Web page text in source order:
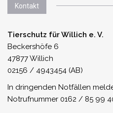
Kontakt
Tierschutz für Willich e. V.
Beckershöfe 6
47877 Willich
02156 / 4943454 (AB)
In dringenden Notfällen
Notrufnummer 0162 / 85 99